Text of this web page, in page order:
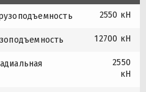
2550 кН
12700 кН
2550
кН